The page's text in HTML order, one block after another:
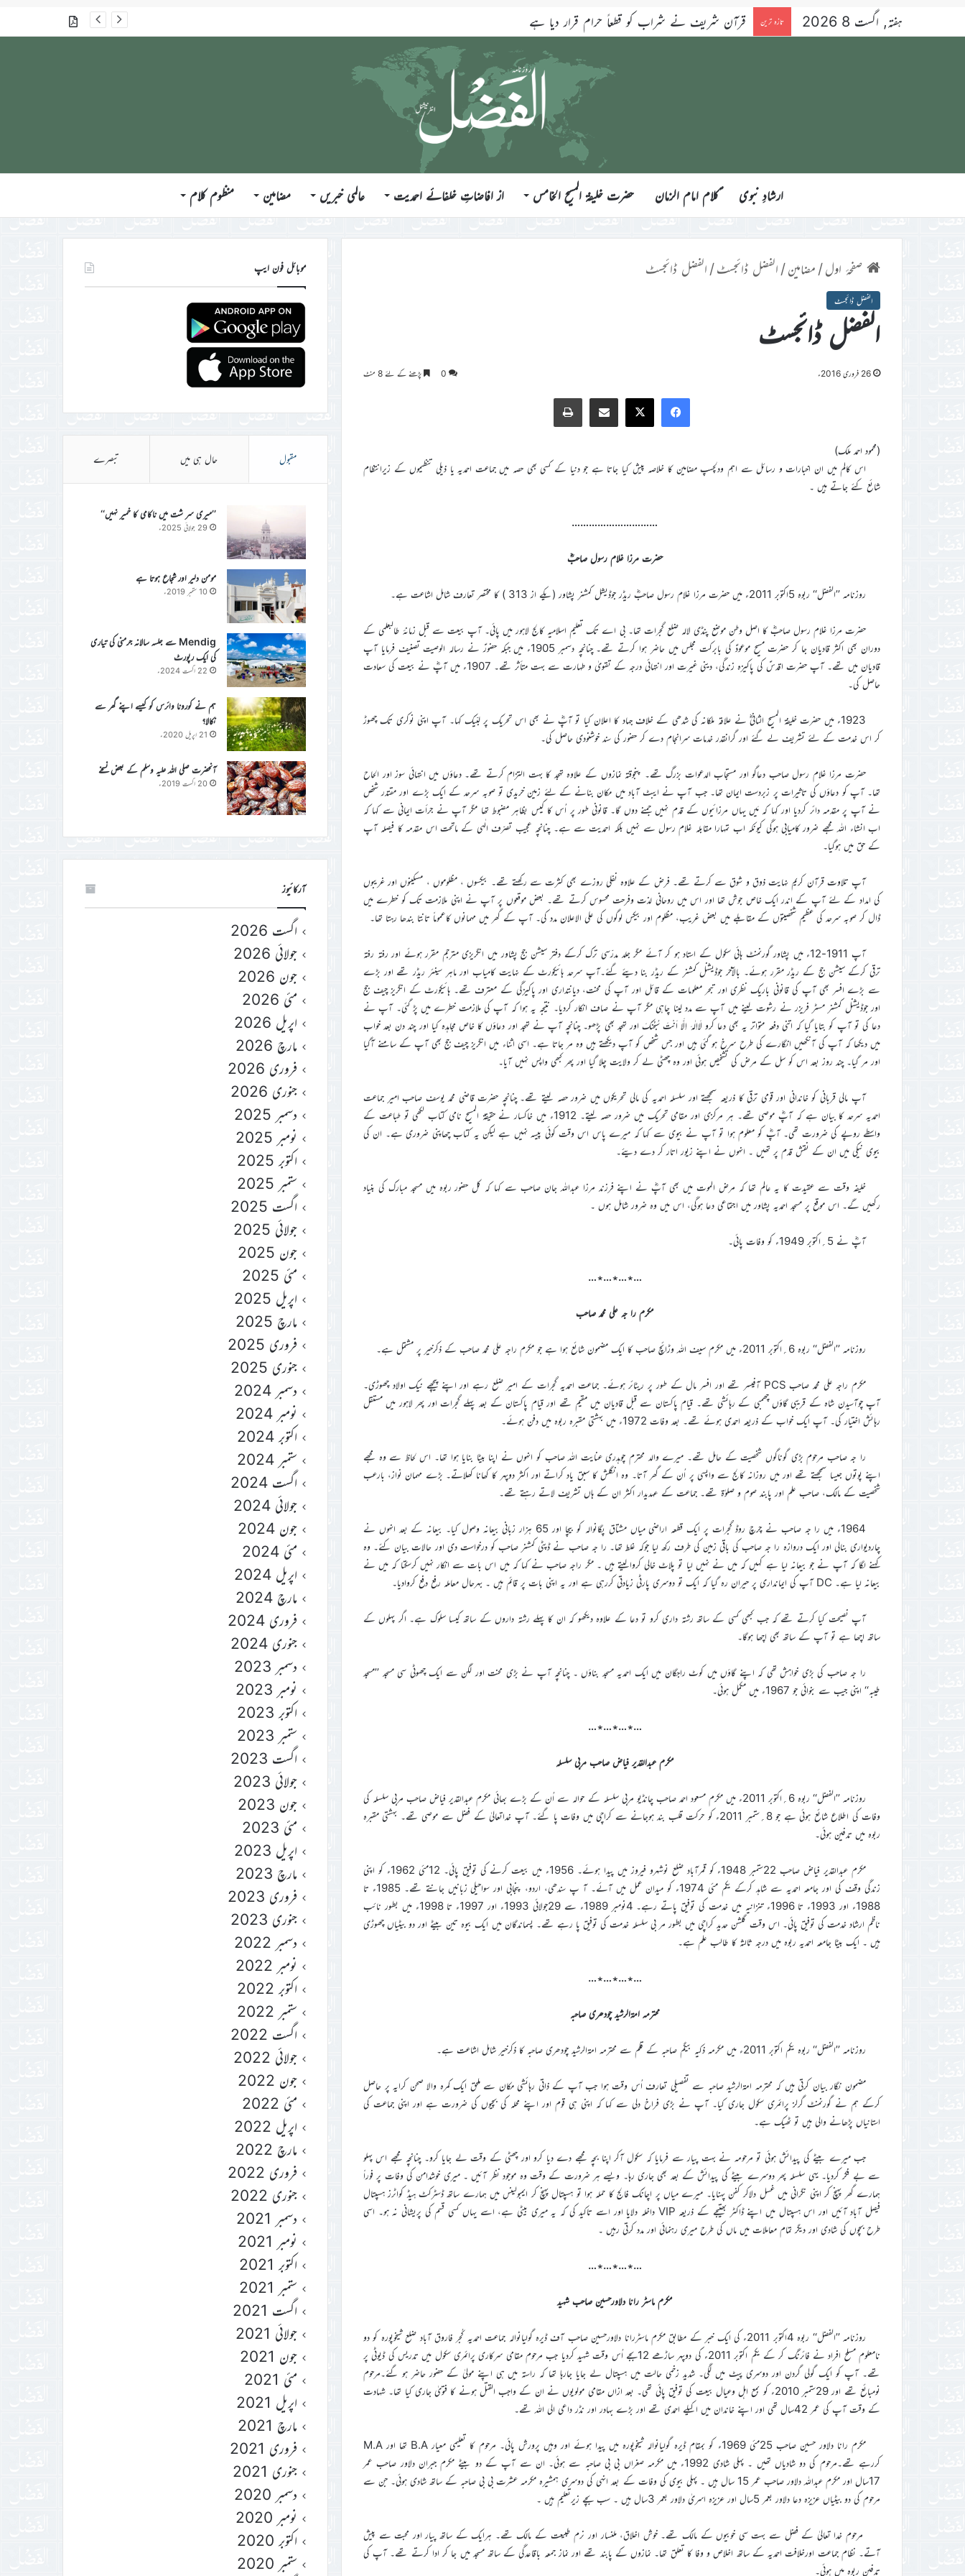
ہفتہ, اگست 8 2026 تازہ ترین قرآن شریف نے شراب کو قطعاً حرام قرار دیا ہے گذشتہ شمارے
ارشادِ نبوی ؑکلام امام الزمان حضرت خلیفۃ المسیح الخامس از افاضاتِ خلفائے احمدیت عالمی خبریں مضامین منظوم کلام
صفحۂ اول/ مضامین/ الفضل ڈائجسٹ/ الفضل ڈائجسٹ
الفضل ڈائجسٹ
الفضل ڈائجسٹ
26 فروری 2016ء 0 پڑھنے کے لئے 8 منٹ
Facebook
X
Share via Email
Print
(محمود احمد ملک)
اس کالم میں ان اخبارات و رسائل سے اہم ودلچسپ مضامین کا خلاصہ پیش کیا جاتا ہے جو دنیا کے کسی بھی حصہ میں جماعت احمدیہ یا ذیلی تنظیموں کے زیرانتظام
شائع کئے جاتے ہیں ۔
…………………………
حضرت مرزا غلام رسول صاحبؓ
روزنامہ ’’الفضل‘‘ ربوہ 5اکتوبر 2011ء میں حضرت مرزا غلام رسول صاحبؓ ریڈر جوڈیشل کمشنر پشاور (یکے از 313 ) کا مختصر تعارف شامل اشاعت ہے۔
حضرت مرزا غلام رسول صاحبؓ کا اصل وطن موضع پنڈی لالہ ضلع گجرات تھا۔ بی اے تک تعلیم اسلامیہ کالج لاہور میں پائی۔ آپ بیعت سے قبل زمانۂ طالبعلمی کے
دوران بھی اکثر قادیان جا کر حضرت مسیح موعودؑ کی بابرکت مجلس میں حاضر ہوا کرتے تھے۔ چنانچہ دسمبر 1905ء میں جبکہ حضورؑ نے رسالہ الوصیت تصنیف فرمایا آپ
قادیان میں تھے۔ آپ حضرت اقدسؑ کی پاکیزہ زندگی، دینی غیرت اور انتہائی درجہ کے تقویٰ و طہارت سے بہت متأثر تھے۔ 1907ء میں آپؓ نے بیعت کی سعادت
حاصل کی۔
1923ء میں حضرت خلیفۃ المسیح الثانیؓ نے علاقہ ملکانہ کی شدھی کے خلاف جہاد کا اعلان کیا تو آپؓ نے بھی اس تحریک پر لبّیک کہا۔ آپ اپنی نوکری تک چھوڑ
کر اس خدمت کے لئے تشریف لے گئے اور گرانقدر خدمات سرانجام دے کر حضور کی سند خوشنودی حاصل کی۔
حضرت مرزا غلام رسول صاحب دعاگو اور مستجاب الدعوات بزرگ تھے۔ پنجوقتہ نمازوں کے علاوہ تہجد کا بہت التزام کرتے تھے۔ دعاؤں میں انتہائی سوز اور الحاح
تھا۔ آپ کو دعاؤں کی تاثیرات پر زبردست ایمان تھا۔ جب آپ نے ایبٹ آباد میں مکان بنانے کے لئے زمین خریدی تو صوبہ سرحد کے ایک بڑے اور مقتدر شخص
نے آپ پر مقدمہ دائر کردیا اور کہا کہ مَیں یہاں مرزائیوں کے قدم نہیں جمنے دوں گا۔ قانونی طور پر اُس کا کیس بظاہر مضبوط تھا مگر آپ نے جرأت ایمانی سے کہا کہ
اب انشاء اللہ مجھے ضرور کامیابی ہوگی کیونکہ اب تمہارا مقابلہ غلام رسول سے نہیں بلکہ احمدیت سے ہے۔ چنانچہ عجیب تصرّف الٰہی کے ماتحت اس مقدمہ کا فیصلہ آپ
کے حق میں ہوگیا۔
آپ تلاوت قرآن کریم نہایت ذوق و شوق سے کرتے تھے۔ فرض کے علاوہ نفلی روزے بھی کثرت سے رکھتے تھے۔ بیکسوں ، مظلوموں ، مسکینوں اور غریبوں
کی امداد کے لئے آپ کے اندر ایک خاص جوش تھا اور اس میں روحانی لذت وفرحت محسوس کرتے تھے۔ بعض موقعوں پر آپ نے اپنی ملازمت تک کو خطرے میں
ڈال کر صوبہ سرحد کی عظیم شخصیتوں کے مقابلے میں بعض غریب، مظلوم اور بیکس لوگوں کی علی الاعلان مدد کی۔ آپ کے گھر میں مہمانوں کاعموماً تانتا بندھا رہتا تھا۔
آپ 1911-12ء میں پشاور گورنمنٹ ہائی سکول کے استاد ہو کر آئے مگر جلد مدرّسی ترک کرکے دفتر سیشن جج پشاور میں انگریزی مترجم مقرر ہوئے اور رفتہ رفتہ
ترقی کرکے سیشن جج کے ریڈر مقرر ہوئے۔ بالآخر جوڈیشنل کمشنر کے ریڈر بنا دیئے گئے۔آپ سرحد ہائیکورٹ کے نہایت کامیاب اور ماہر سینئر ریڈر تھے اور بڑے
سے بڑے افسر بھی آپ کی قانونی باریک نظری اور تبحر معلومات کے قائل اور آپ کی محنت، دیانتداری اور پاکیزگی کے معترف تھے۔ ہائیکورٹ کے انگریز چیف جج
اور جوڈیشنل کمشنر مسٹر فریزر نے رشوت لینے میں آپ سے مدد لینا چاہی مگر آپ نے صاف انکار کردیا۔ نتیجہ یہ ہوا کہ آپ کی ملازمت خطرے میں پڑ گئی۔ آپ نے
دعا کی تو آپ کو بتایا گیا کہ اتنی دفعہ متواتر یہ بھی دعا کرو لَااِلٰہَ اِلَّا اَنْتَ سُبْحٰنَکَ اور تہجد بھی پڑھو۔ چنانچہ آپ نے تہجد اور دعاؤں کا خاص مجاہدہ کیا اور چند دن بعد خواب
میں دیکھا کہ آپ کی آنکھیں انگارے کی طرح سرخ ہو گئی ہیں اور جس شخص کو آپ دیکھتے ہیں وہ مر جاتا ہے۔ اسی اثناء میں انگریز چیف جج بھی آپ کے سامنے آگیا
اور مر گیا۔ چند روز بعد اس کو سل کے مرض کی تشخیص ہوئی اور وہ چھٹی لے کر ولایت چلا گیا اور پھر کبھی واپس نہیں آیا۔
آپ مالی قربانی کو خاندانی اور قومی ترقی کا ذریعہ سمجھتے اور سلسلہ احمدیہ کی مالی تحریکوں میں ضرور حصہ لیتے تھے۔ چنانچہ حضرت قاضی محمد یوسف صاحب امیر جماعت
احمدیہ سرحد کا بیان ہے کہ آپؓ موصی تھے۔ ہر مرکزی اور مقامی تحریک میں ضرور حصہ لیتے۔ 1912ء میں خاکسار نے حقیقۃ المسیح نامی کتاب لکھی تو طباعت کے
واسطے روپے کی ضرورت تھی۔ آپؓ کو معلوم ہوا تو آپ نے بیوی سے کہا کہ میرے پاس اس وقت کوئی پیسہ نہیں ہے لیکن یہ کتاب چھاپنی ضروری ہے۔ ان کی
بیوی نیکی میں ان کے نقش قدم پر تھیں ۔ انہوں نے اپنے زیور اتار کر دے دیئے۔
خلیفہ وقت سے عقیدت کا یہ عالم تھا کہ مرض الموت میں بھی آپؓ نے اپنے فرزند مرزا عبداللہ جان صاحب سے کہا کہ کل حضور ربوہ میں مسجد مبارک کی بنیاد
رکھیں گے۔ اس موقع پر مسجد احمدیہ پشاور میں اجتماعی دعا ہوگی، اس میں وہ ضرور شامل ہوں ۔
آپؓ نے 5؍اکتوبر 1949ء کو وفات پائی۔
…٭…٭…٭…
مکرم را جہ علی محمد صاحب
روزنامہ ’’الفضل‘‘ ربوہ 6؍اکتوبر 2011ء میں مکرم سیف اللہ وڑائچ صاحب کا ایک مضمون شائع ہوا ہے جو مکرم راجہ علی محمد صاحب کے ذکرخیر پر مشتمل ہے۔
مکرم راجہ علی محمد صاحب PCS آفیسر تھے اور افسر مال کے طور پر ریٹائر ہوئے۔ جماعت احمدیہ گجرات کے امیر ضلع رہے اور اپنے پیچھے نیک اولاد چھوڑی۔
آپ چوآسیدن شاہ کے قریبی گاؤں چھمبی کے رہائشی تھے۔ قیام پاکستان سے قبل قادیان میں مقیم تھے اور قیام پاکستان کے بعد پہلے گجرات اور پھر لاہور میں مستقل
رہائش اختیار کی۔ آپ ایک خواب کے ذریعہ احمدی ہوئے تھے۔ بعد وفات 1972ء میں بہشتی مقبرہ ربوہ میں دفن ہوئے۔
را جہ صاحب مرحوم بڑی گوناگوں شخصیت کے حامل تھے۔ میرے والد محترم چوہدری عنایت اللہ صاحب کو انہوں نے اپنا بیٹا بنایا ہوا تھا۔ اس لحاظ سے وہ مجھے
اپنے پوتوں جیسا سمجھتے تھے اور میں روزانہ کالج سے واپسی پر اُن کے گھر آتا۔ وہ انگلش کا سبق یاد کراتے اور اکثر دوپہر کا کھانا کھلاتے۔ بڑے مہمان نواز، بارعب
شخصیت کے مالک، صاحب علم اور پابند صوم و صلوٰۃ تھے۔ جماعت کے عہدیدار اکثر ان کے ہاں تشریف لاتے رہتے تھے۔
1964ء میں را جہ صاحب نے چرچ روڈ گجرات پر ایک قطعہ اراضی میاں مشتاق پگانوالہ کو بیچا اور 65 ہزار زبانی بیعانہ وصول کیا۔ بیعانہ کے بعد انہوں نے
چاردیواری بنالی اور ایک دروازہ را جہ صاحب کی باقی زمین کی طرف رکھ لیا جوکہ غلط تھا۔ را جہ صاحب نے ڈپٹی کمشنر صاحب کو درخواست دی اور حالات بیان کئے۔ وہ
کہنے لگا کہ آپ نے جو بیعانہ لیا ہے کہیں کہ میں نے نہیں لیا تو پلاٹ خالی کروالیتے ہیں ۔ مگر راجہ صاحب نے کہا کہ میں اس بات سے انکار نہیں کرسکتا کہ میں نے
بیعانہ لیا ہے۔ DC آپ کی ایمانداری پر حیران رہ گیا کہ ایک تو دوسری پارٹی زیادتی کررہی ہے اور یہ اپنی بات پر قائم ہیں ۔ بہرحال معاملہ رفع دفع کروادیا۔
آپ نصیحت کیا کرتے تھے کہ جب کبھی کسی کے ساتھ رشتہ داری کرو تو دعا کے علاوہ دیکھو کہ ان کا پہلے رشتہ داروں کے ساتھ کیسا سلوک ہے۔ اگر پہلوں کے
ساتھ اچھا ہے تو آپ کے ساتھ بھی اچھا ہوگا۔
را جہ صاحب کی بڑی خواہش تھی کہ اپنے گاؤں میں کوٹ راجگان میں ایک احمدیہ مسجد بناؤں ۔ چنانچہ آپ نے بڑی محنت اور لگن سے ایک چھوٹی سی مسجد ’’مسجد
طیبہ‘‘ اپنی جیب سے بنوائی جو 1967ء میں مکمل ہوئی۔
…٭…٭…٭…
مکرم عبدالقدیر فیاض صاحب مربی سلسلہ
روزنامہ ’’الفضل‘‘ ربوہ 6؍اکتوبر 2011ء میں مکرم مسعود احمد صاحب چانڈیو مربی سلسلہ کے حوالہ سے اُن کے بڑے بھائی مکرم عبدالقدیر فیاض صاحب مربی سلسلہ کی
وفات کی اطلاع شائع ہوئی ہے جو 8؍ستمبر 2011ء کو حرکت قلب بند ہوجانے سے کراچی میں وفات پا گئے۔ آپ خداتعالیٰ کے فضل سے موصی تھے۔ بہشتی مقبرہ
ربوہ میں تدفین ہوئی۔
مکرم عبدالقدیر فیاض صاحب 22ستمبر 1948ء کو قمرآباد ضلع نوشہرو فیروز میں پیدا ہوئے۔ 1956ء میں بیعت کرنے کی توفیق پائی۔ 12مئی 1962ء کو اپنی
زندگی وقف کی اور جامعہ احمدیہ سے شاہد کرکے یکم مئی 1974ء کو میدان عمل میں آئے۔ آ پ سندھی، اردو، پنجابی اور سواحیلی زبانیں جانتے تھے۔ 1985ء تا
1988ء اور 1993ء تا 1996ء تنزانیہ میں خدمت کی توفیق پاتے رہے۔ 4نومبر 1989ء سے 29جولائی 1993ء اور 1997ء تا 1998ء میں بطور نائب
ناظم ارشاد خدمت کی توفیق پائی۔ اس وقت گلشن حدید کراچی میں بطور مر بی سلسلہ خدمت کی توفیق پا رہے تھے۔ پسماندگان میں ایک بیوہ تین بیٹے اور دو بیٹیاں چھوڑی
ہیں ۔ ایک بیٹا جامعہ احمدیہ ربوہ میں درجہ ثالثہ کا طالب علم ہے۔
…٭…٭…٭…
محترمہ امۃالرشید چودھری صاحبہ
روزنامہ ’’الفضل‘‘ ربوہ یکم اکتوبر 2011ء میں مکرمہ ذکیہ بیگم صاحبہ کے قلم سے محترمہ امۃالرشید چودھری صاحبہ کا ذکرخیر شامل اشاعت ہے۔
مضمون نگار بیان کرتی ہیں کہ محترمہ امۃالرشید صاحبہ سے تفصیلی تعارف اُس وقت ہوا جب آپ کے ذاتی رہائشی مکان سے ملحق ایک کمرہ والا صحن کرایہ پر حاصل
کرکے ہم نے گورنمنٹ گرلز پرائمری سکول جاری کیا۔ آپ نے بڑی فراخ دلی سے کہا کہ اپنی ہی قوم اور اپنے محلہ کی بچیوں کی ضرورت ہے اور اپنی جماعت کی
استانیاں پڑھانے والی ہیں تو ٹھیک ہے۔
جب میرے بیٹے کی پیدائش ہوئی تو مرحومہ نے بہت پیار سے فرمایا کہ سکول آکر اپنا بچہ مجھے دے دیا کرو اور چھٹی کے وقت لے جایا کرو۔ چنانچہ مجھے اس پہلو
سے بے فکر کردیا۔ یہی سلسلہ پھر دوسرے بیٹے کی پیدائش کے بعد بھی جاری رہا۔ ویسے ہر ضرورت کے وقت وہ موجود نظر آئیں ۔ میری خوشدامن کی وفات پر فوراً
ہمارے گھر پہنچ کر اپنی نگرانی میں غسل دلاکر کفن پہنایا۔ میرے میاں پر اچانک فالج کا حملہ ہوا تو ہسپتال پہنچ کر ایمبولینس میں ہمارے ساتھ ڈسٹرکٹ ہیڈ کواٹرز ہسپتال
فیصل آباد آئیں اور اس ہسپتال میں اپنے ڈاکٹر بھتیجے کے ذریعہ VIP داخلہ دلایا اور اسے تاکید کی کہ یہ میری بیٹی ہے، اسے یہاں کسی قسم کی پریشانی نہ ہو۔ اسی
طرح بچوں کی شادی اور دیگر تمام معاملات میں ماں کی طرح میری رہنمائی اور مدد کرتی رہیں ۔
…٭…٭…٭…
مکرم ماسٹر رانا دلاورحسین صاحب شہید
روزنامہ ’’الفضل‘‘ ربوہ 4اکتوبر 2011ء کی ایک خبر کے مطابق مکرم ماسٹررانا دلاورحسین صاحب آف ڈیرہ گولیانوالہ جماعت احمدیہ کُجر فاروق آباد ضلع شیخوپورہ کو دو
نامعلوم مسلح افراد نے فائرنگ کر کے یکم اکتوبر 2011ء کی دوپہر ساڑھے 12بجے اُس وقت شہید کردیا جب مرحوم مقامی سرکاری پرائمری سکول میں تدریس کی ڈیوٹی پر
تھے۔ آپ کو ایک گولی گردن اور دوسری پیٹ میں لگی۔ شدید زخمی حالت میں ہسپتال لے جایا جارہا تھا کہ راستہ میں ہی اپنے مولیٰ کے حضور حاضر ہو گئے۔مرحوم
نومبائع تھے اور 29ستمبر 2010ء کو بمع اہل وعیال بیعت کی توفیق پائی تھی۔ بعد ازاں مقامی مولویوں نے ان کے واجب القتل ہونے کا فتویٰ جاری کیا تھا۔ شہادت
کے وقت آپ کی عمر 42سال تھی اور اپنے خاندان میں اکیلے احمدی تھے اور بڑے بہادر اور نڈر داعی الی اللہ تھے۔
مکرم رانا دلاور حسین صاحب 25مئی 1969ء کو بمقام ڈیرہ گولیانوالہ شیخوپورہ میں پیدا ہوئے اور وہیں پرورش پائی۔ مرحوم کا تعلیمی معیار B.A تھا اور M.A
کررہے تھے۔مرحوم کی دو شادیاں تھیں ۔ پہلی شادی 1992ء میں مکرمہ صغراں بی بی صاحبہ سے ہوئی۔ ان سے آپ کے دو بیٹے مکرم جبران دلاور صاحب عمر
17سال اور مکرم عبداللہ دلاور صاحب عمر 15 سال ہیں ۔ پہلی بیوی کی وفات کے بعد انہی کی دوسری ہمشیرہ مکرمہ عشرت بی بی صاحبہ کے ساتھ شادی ہوئی۔ جن سے
مرحوم کی دو بیٹیاں عزیزہ دعا دلاور بعمر 5سال اور عزیزہ اسریٰ دلاور بعمر 3سال ہیں ۔ سب بچے زیرتعلیم ہیں ۔
مرحوم خدا تعالیٰ کے فضل سے بہت سی خوبیوں کے مالک تھے۔ خوش اخلاق، ملنسار اور نرم طبیعت کے مالک تھے۔ ہرایک کے ساتھ پیار اور محبت سے پیش
آتے۔ نظام جماعت اورخلافت احمدیہ کے ساتھ اخلاص و وفا کا تعلق تھا۔ نمازوں کے پابند تھے اور نماز جمعہ باقاعدگی کے ساتھ مسجد میں جا کر ادا کرتے تھے۔ آپ کی
تدفین ربوہ میں ہوئی۔
موبائل فون ایپ
مقبول حال ہی میں تبصرے
’’میری سر شت میں ناکامی کا خمیر نہیں‘‘
29 جولائی 2025ء
مومن دلیر اور شجاع ہوتا ہے
10 ستمبر 2019ء
Mendig سے جلسہ سالانہ جرمنی کی تیاری
کی ایک رپورٹ
22 اگست 2024ء
ہم نے کورونا وائرس کو کیسے اپنے گھر سے
نکالا؟
21 اپریل 2020ء
آنحضرت صلی اللہ علیہ وسلم کے بعض نسخے
20 اگست 2019ء
آرکائیوز
اگست 2026
جولائی 2026
جون 2026
مئی 2026
اپریل 2026
مارچ 2026
فروری 2026
جنوری 2026
دسمبر 2025
نومبر 2025
اکتوبر 2025
ستمبر 2025
اگست 2025
جولائی 2025
جون 2025
مئی 2025
اپریل 2025
مارچ 2025
فروری 2025
جنوری 2025
دسمبر 2024
نومبر 2024
اکتوبر 2024
ستمبر 2024
اگست 2024
جولائی 2024
جون 2024
مئی 2024
اپریل 2024
مارچ 2024
فروری 2024
جنوری 2024
دسمبر 2023
نومبر 2023
اکتوبر 2023
ستمبر 2023
اگست 2023
جولائی 2023
جون 2023
مئی 2023
اپریل 2023
مارچ 2023
فروری 2023
جنوری 2023
دسمبر 2022
نومبر 2022
اکتوبر 2022
ستمبر 2022
اگست 2022
جولائی 2022
جون 2022
مئی 2022
اپریل 2022
مارچ 2022
فروری 2022
جنوری 2022
دسمبر 2021
نومبر 2021
اکتوبر 2021
ستمبر 2021
اگست 2021
جولائی 2021
جون 2021
مئی 2021
اپریل 2021
مارچ 2021
فروری 2021
جنوری 2021
دسمبر 2020
نومبر 2020
اکتوبر 2020
ستمبر 2020